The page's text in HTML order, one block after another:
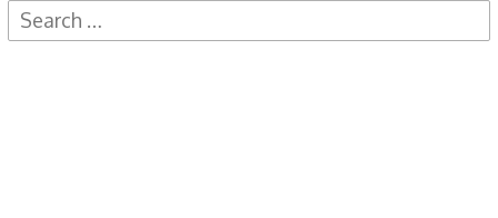
Search
for: